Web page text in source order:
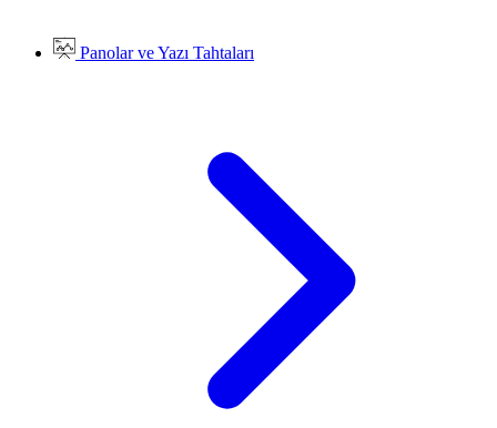
Panolar ve Yazı Tahtaları